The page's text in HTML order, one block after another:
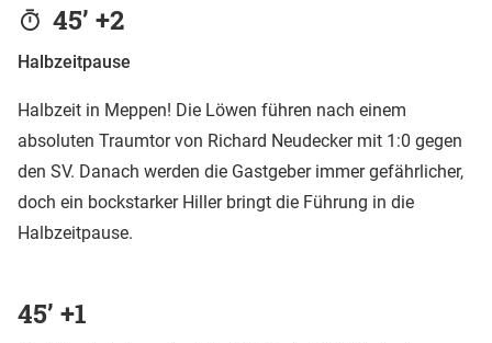
45’ +2
Halbzeitpause
Halbzeit in Meppen! Die Löwen führen nach einem
absoluten Traumtor von Richard Neudecker mit 1:0 gegen
den SV. Danach werden die Gastgeber immer gefährlicher,
doch ein bockstarker Hiller bringt die Führung in die
Halbzeitpause.
45’ +1